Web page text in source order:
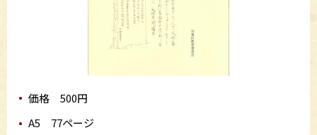
価格 500円
A5 77ページ